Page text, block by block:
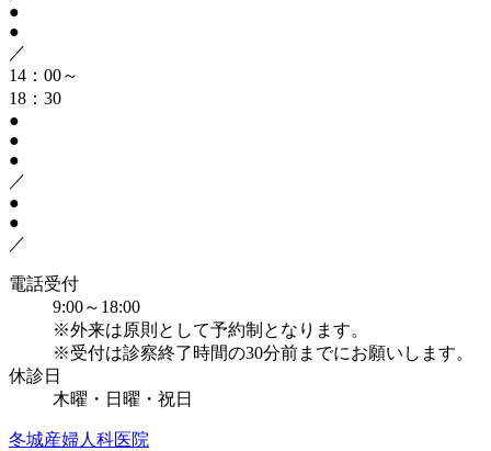
●
●
／
14：00～
18：30
●
●
●
／
●
●
／
電話受付
9:00～18:00
※外来は原則として予約制となります。
※受付は診察終了時間の30分前までにお願いします。
休診日
木曜・日曜・祝日
冬城産婦人科医院